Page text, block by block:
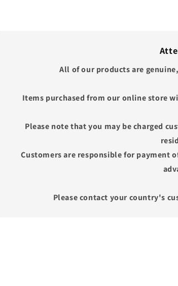
All of our products are
Items purchased from our online store
Please note that you may be charged
Customers are responsible for payment
Please contact your country's